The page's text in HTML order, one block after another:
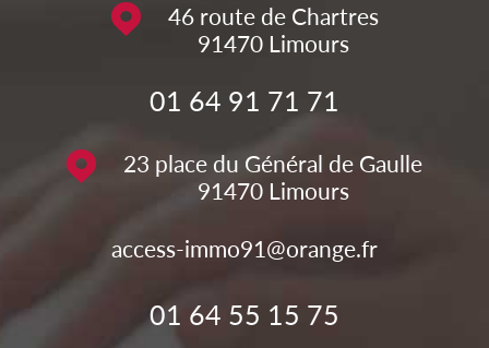
46 route de Chartres
91470 Limours
01 64 91 71 71
23 place du Général de Gaulle
91470 Limours
access-immo91@orange.fr
01 64 55 15 75